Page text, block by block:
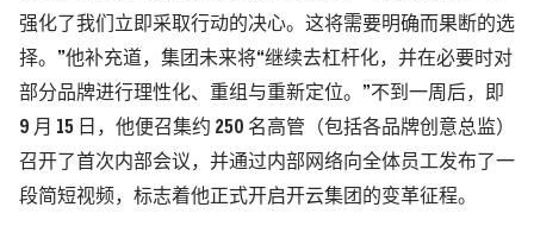
强化了我们立即采取行动的决心。这将需要明确而果断的选
择。”他补充道，集团未来将“继续去杠杆化，并在必要时对
部分品牌进行理性化、重组与重新定位。”不到一周后，即
9 月 15 日，他便召集约 250 名高管（包括各品牌创意总监）
召开了首次内部会议，并通过内部网络向全体员工发布了一
段简短视频，标志着他正式开启开云集团的变革征程。